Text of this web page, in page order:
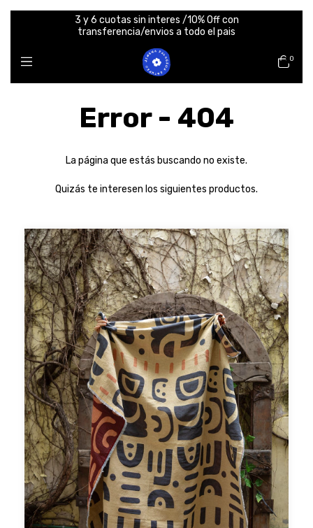
3 y 6 cuotas sin interes /10% Off con
transferencia/envios a todo el pais
0
Error - 404
La página que estás buscando no existe.
Quizás te interesen los siguientes productos.